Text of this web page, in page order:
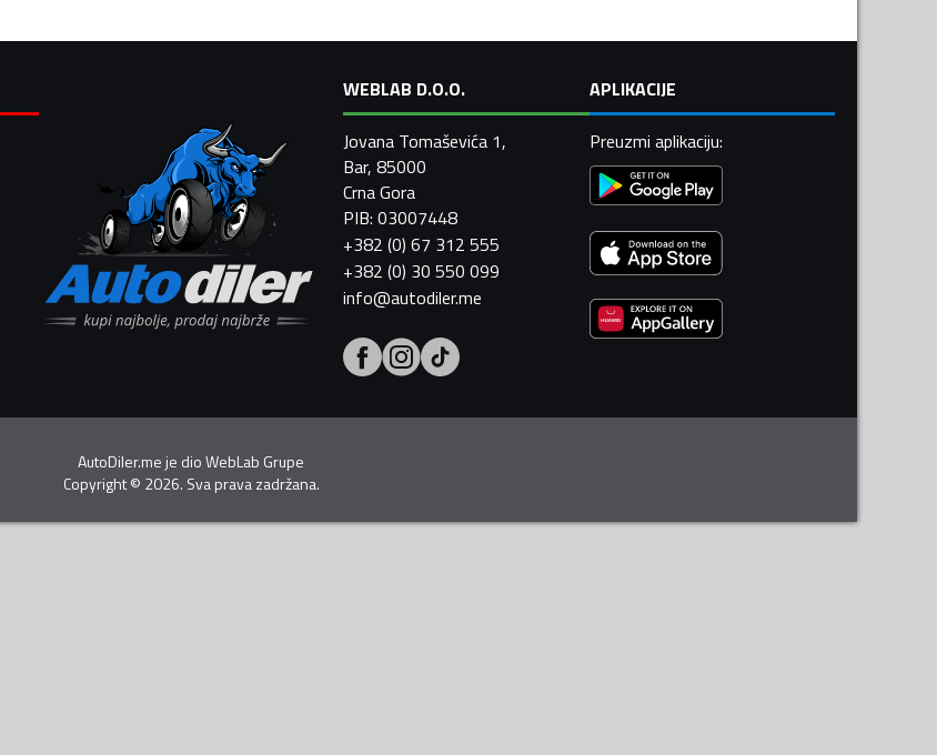
WEBLAB D.O.O.
Jovana Tomaševića 1,
Bar, 85000
Crna Gora
PIB: 03007448
+382 (0) 67 312 555
+382 (0) 30 550 099
info@autodiler.me
APLIKACIJE
Preuzmi aplikaciju:
AutoDiler.me je dioWebLab Grupe
Copyright© 2026. Sva prava zadržana.